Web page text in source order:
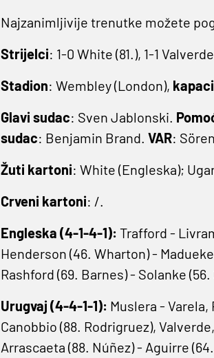
Najzanimljivije trenutke možete
Strijelci: 1-0 White (81.), 1-1
Stadion: Wembley (London),
Glavi sudac: Sven Jablonski.
sudac: Benjamin Brand. VAR:
Žuti kartoni: White (Engleska);
Crveni kartoni: /.
Engleska (4-1-4-1): Trafford -
Henderson (46. Wharton) -
Rashford (69. Barnes) - Solanke
Urugvaj (4-4-1-1): Muslera - Varela,
Canobbio (88. Rodrigruez),
Arrascaeta (88. Núñez) - Aguirre